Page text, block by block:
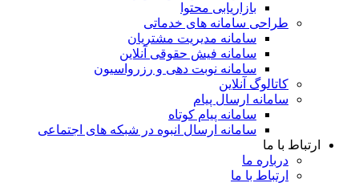
بازاریابی محتوا
طراحی سامانه های خدماتی
سامانه مدیریت مشتریان
سامانه فیش حقوقی آنلاین
سامانه نوبت دهی و رزرواسیون
کاتالوگ آنلاین
سامانه ارسال پیام
سامانه پیام کوتاه
سامانه ارسال انبوه در شبکه های اجتماعی
ارتباط با ما
درباره ما
ارتباط با ما